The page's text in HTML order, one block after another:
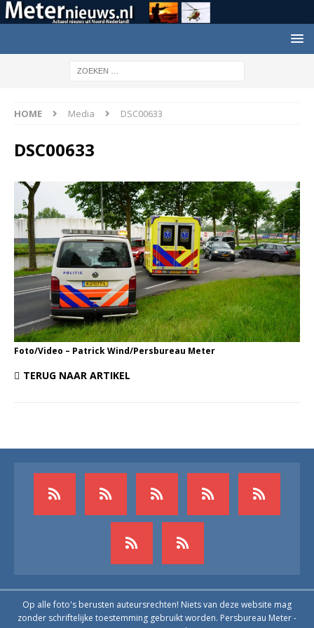
HOME Media DSC00633
DSC00633
Foto/Video – Patrick Wind/Persbureau Meter
TERUG NAAR ARTIKEL
Op alle foto's berusten auteursrechten! Niets van deze website mag
zonder schriftelijke toestemming gebruikt worden. Persbureau Meter -